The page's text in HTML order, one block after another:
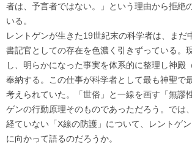
者は、予言者ではない。」という理由から拒絶
いる。
レントゲンが生きた19世紀末の科学者は、まだ
書記官としての存在を色濃く引きずっている。
し、明らかになった事実を体系的に整理し神殿
奉納する。この仕事が科学者として最も神聖で
考えられていた。「世俗」と一線を画す「無謬
ゲンの行動原理そのものであっただろう。では
経ていない「X線の防護」について、レントゲ
に向かって語るのだろうか。